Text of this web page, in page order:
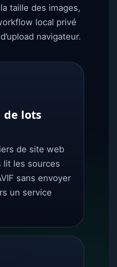
taille des images,
local privé
navigateur.
de lots
de site web
lit les sources
sans envoyer
un service